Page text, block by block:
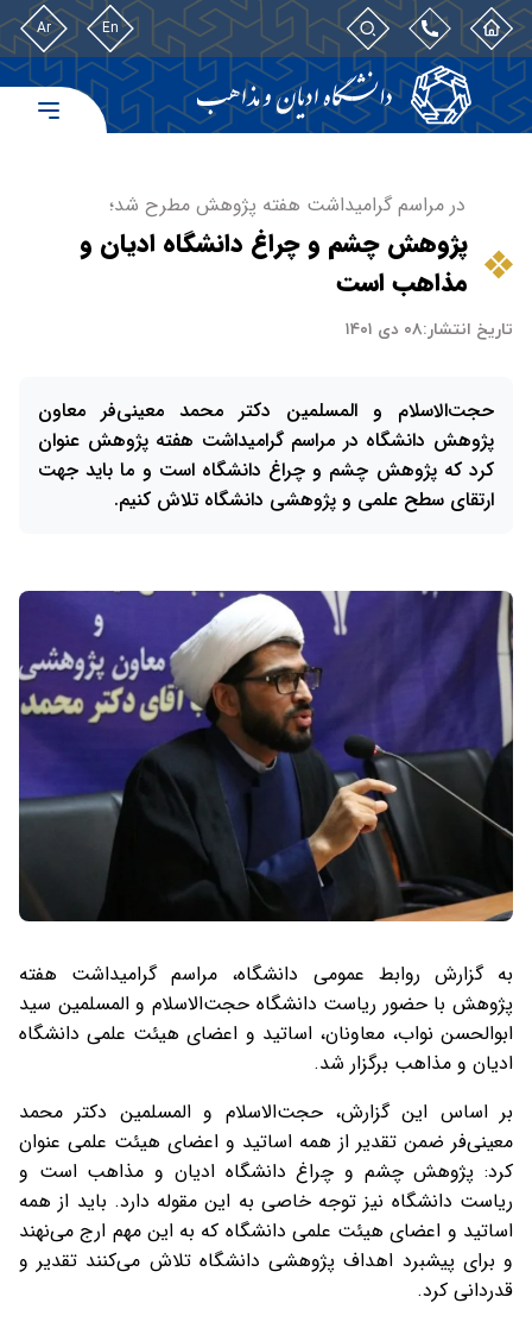
En
Ar
در مراسم گرامیداشت هفته پژوهش مطرح شد؛
پژوهش چشم و چراغ دانشگاه ادیان و
مذاهب است
تاریخ انتشار:۰۸ دی ۱۴۰۱
حجت‌الاسلام و المسلمین دکتر محمد معینی‌فر معاون
پژوهش دانشگاه در مراسم گرامیداشت هفته پژوهش عنوان
کرد که پژوهش چشم و چراغ دانشگاه است و ما باید جهت
ارتقای سطح علمی و پژوهشی دانشگاه تلاش کنیم.
به گزارش روابط عمومی دانشگاه، مراسم گرامیداشت هفته
پژوهش با حضور ریاست دانشگاه حجت‌الاسلام و المسلمین سید
ابوالحسن نواب، معاونان، اساتید و اعضای هیئت علمی دانشگاه
ادیان و مذاهب برگزار شد.
بر اساس این گزارش، حجت‌الاسلام و المسلمین دکتر محمد
معینی‌فر ضمن تقدیر از همه اساتید و اعضای هیئت علمی عنوان
کرد: پژوهش چشم و چراغ دانشگاه ادیان و مذاهب است و
ریاست دانشگاه نیز توجه خاصی به این مقوله دارد. باید از همه
اساتید و اعضای هیئت علمی دانشگاه که به این مهم ارج می‌نهند
و برای پیشبرد اهداف پژوهشی دانشگاه تلاش می‌کنند تقدیر و
قدردانی کرد.